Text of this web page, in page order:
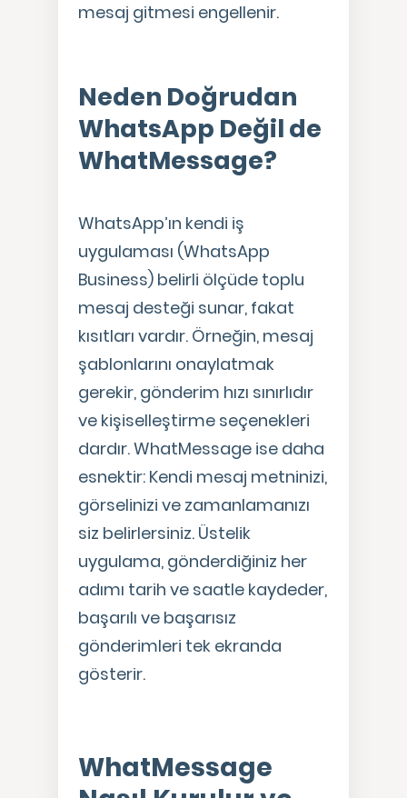
mesaj gitmesi engellenir.
Neden Doğrudan
WhatsApp Değil de
WhatMessage?
WhatsApp’ın kendi iş
uygulaması (WhatsApp
Business) belirli ölçüde toplu
mesaj desteği sunar, fakat
kısıtları vardır. Örneğin, mesaj
şablonlarını onaylatmak
gerekir, gönderim hızı sınırlıdır
ve kişiselleştirme seçenekleri
dardır. WhatMessage ise daha
esnektir: Kendi mesaj metninizi,
görselinizi ve zamanlamanızı
siz belirlersiniz. Üstelik
uygulama, gönderdiğiniz her
adımı tarih ve saatle kaydeder,
başarılı ve başarısız
gönderimleri tek ekranda
gösterir.
WhatMessage